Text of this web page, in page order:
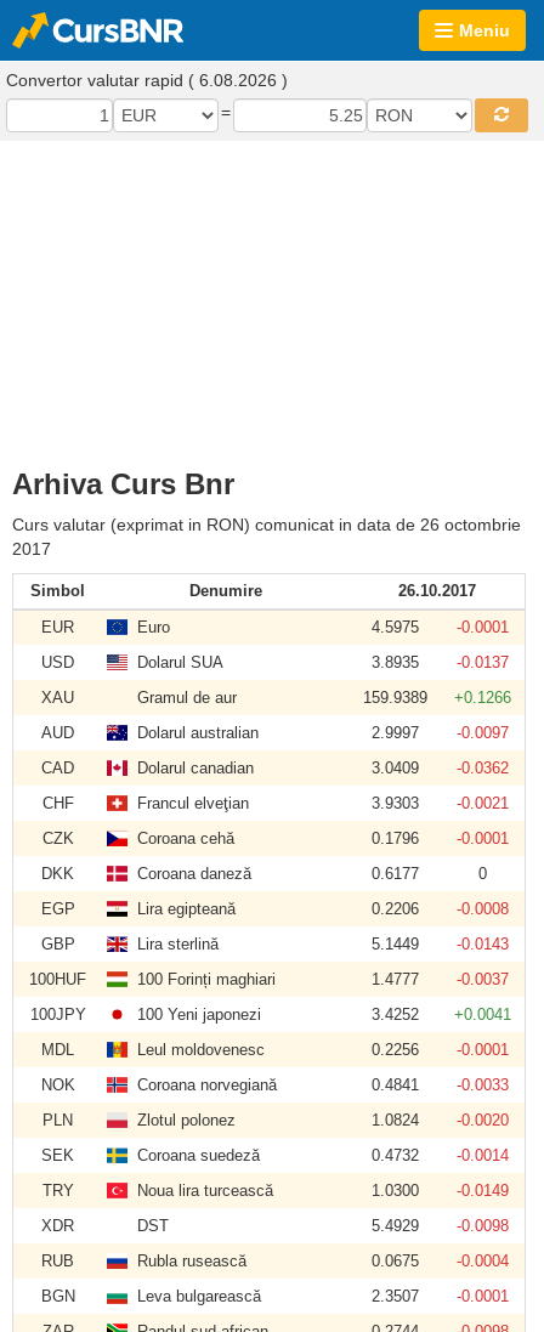
Meniu
Convertor valutar rapid ( 6.08.2026 )
=
Arhiva Curs Bnr
Curs valutar (exprimat in RON) comunicat in data de 26 octombrie
2017
Simbol Denumire
26.10.2017
EUR
Euro 4.5975
-0.0001
USD
Dolarul SUA 3.8935
-0.0137
XAU
Gramul de aur 159.9389
+0.1266
AUD
Dolarul australian 2.9997
-0.0097
CAD
Dolarul canadian 3.0409
-0.0362
CHF
Francul elveţian 3.9303
-0.0021
CZK
Coroana cehă 0.1796
-0.0001
DKK
Coroana daneză 0.6177
0
EGP
Lira egipteană 0.2206
-0.0008
GBP
Lira sterlină 5.1449
-0.0143
100HUF
100 Forinți maghiari 1.4777
-0.0037
100JPY
100 Yeni japonezi 3.4252
+0.0041
MDL
Leul moldovenesc 0.2256
-0.0001
NOK
Coroana norvegiană 0.4841
-0.0033
PLN
Zlotul polonez 1.0824
-0.0020
SEK
Coroana suedeză 0.4732
-0.0014
TRY
Noua lira turcească 1.0300
-0.0149
XDR
DST 5.4929
-0.0098
RUB
Rubla rusească 0.0675
-0.0004
BGN
Leva bulgarească 2.3507
-0.0001